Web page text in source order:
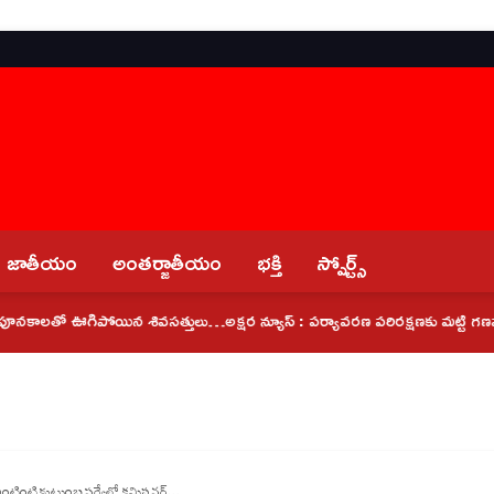
జాతీయం అంతర్జాతీయం భక్తి స్పోర్ట్స్
ఊగిపోయిన శివసత్తులు…అక్షర న్యూస్ : పర్యావరణ పరిరక్షణకు మట్టి